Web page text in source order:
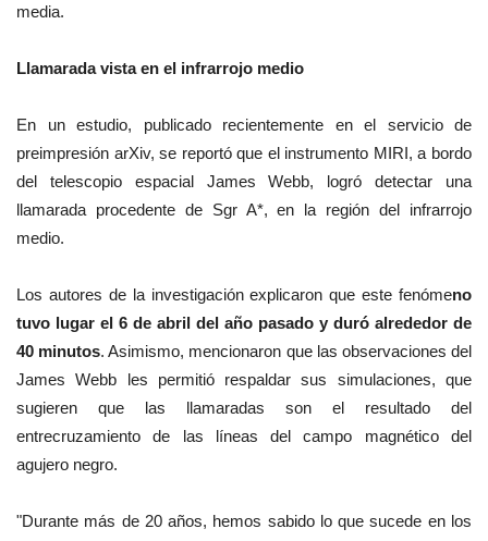
media.
Llamarada vista en el infrarrojo medio
En un estudio, publicado recientemente en el servicio de
preimpresión arXiv, se reportó que el instrumento MIRI, a bordo
del telescopio espacial James Webb, logró detectar una
llamarada procedente de Sgr A*, en la región del infrarrojo
medio.
Los autores de la investigación explicaron que este fenómeno
tuvo lugar el 6 de abril del año pasado y duró alrededor de
40 minutos. Asimismo, mencionaron que las observaciones del
James Webb les permitió respaldar sus simulaciones, que
sugieren que las llamaradas son el resultado del
entrecruzamiento de las líneas del campo magnético del
agujero negro.
"Durante más de 20 años, hemos sabido lo que sucede en los